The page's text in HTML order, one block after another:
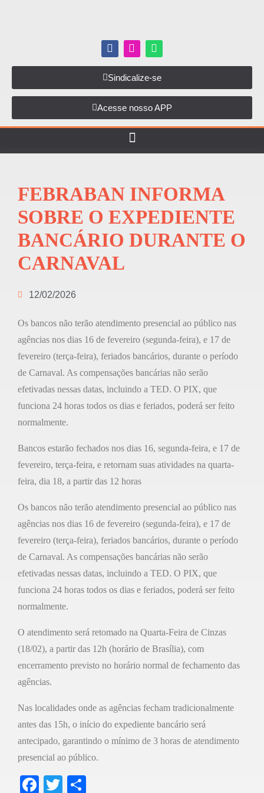
Sindicalize-se
Acesse nosso APP
FEBRABAN INFORMA
SOBRE O EXPEDIENTE
BANCÁRIO DURANTE O
CARNAVAL
12/02/2026
Os bancos não terão atendimento presencial ao público nas
agências nos dias 16 de fevereiro (segunda-feira), e 17 de
fevereiro (terça-feira), feriados bancários, durante o período
de Carnaval. As compensações bancárias não serão
efetivadas nessas datas, incluindo a TED. O PIX, que
funciona 24 horas todos os dias e feriados, poderá ser feito
normalmente.
Bancos estarão fechados nos dias 16, segunda-feira, e 17 de
fevereiro, terça-feira, e retornam suas atividades na quarta-
feira, dia 18, a partir das 12 horas
Os bancos não terão atendimento presencial ao público nas
agências nos dias 16 de fevereiro (segunda-feira), e 17 de
fevereiro (terça-feira), feriados bancários, durante o período
de Carnaval. As compensações bancárias não serão
efetivadas nessas datas, incluindo a TED. O PIX, que
funciona 24 horas todos os dias e feriados, poderá ser feito
normalmente.
O atendimento será retomado na Quarta-Feira de Cinzas
(18/02), a partir das 12h (horário de Brasília), com
encerramento previsto no horário normal de fechamento das
agências.
Nas localidades onde as agências fecham tradicionalmente
antes das 15h, o início do expediente bancário será
antecipado, garantindo o mínimo de 3 horas de atendimento
presencial ao público.
F
T